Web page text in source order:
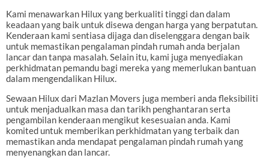
Kami menawarkan Hilux yang berkualiti tinggi dan dalam
keadaan yang baik untuk disewa dengan harga yang berpatutan.
Kenderaan kami sentiasa dijaga dan diselenggara dengan baik
untuk memastikan pengalaman pindah rumah anda berjalan
lancar dan tanpa masalah. Selain itu, kami juga menyediakan
perkhidmatan pemandu bagi mereka yang memerlukan bantuan
dalam mengendalikan Hilux.
Sewaan Hilux dari Mazlan Movers juga memberi anda fleksibiliti
untuk menjadualkan masa dan tarikh penghantaran serta
pengambilan kenderaan mengikut kesesuaian anda. Kami
komited untuk memberikan perkhidmatan yang terbaik dan
memastikan anda mendapat pengalaman pindah rumah yang
menyenangkan dan lancar.